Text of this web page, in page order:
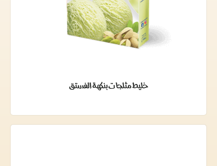
خليط مثلجات بنكهة الفستق